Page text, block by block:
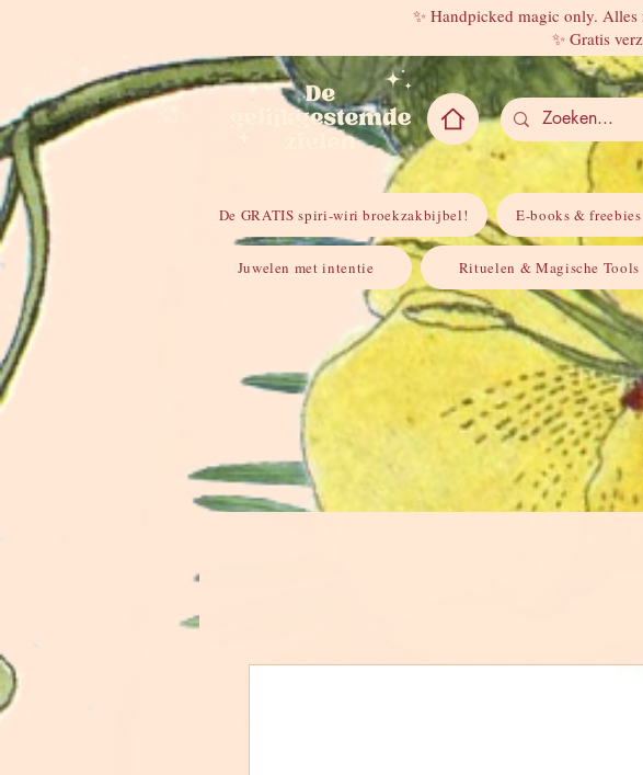
✨ Handpicked magic only.
✨ Gratis
De GRATIS spiri-wiri broekzakbijbel! E-books & freebies
Juwelen met intentie Rituelen & Magische Tools